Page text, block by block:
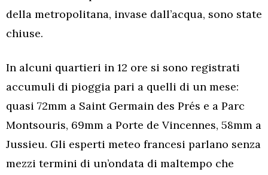
della metropolitana, invase dall’acqua, sono state
chiuse.
In alcuni quartieri in 12 ore si sono registrati
accumuli di pioggia pari a quelli di un mese:
quasi 72mm a Saint Germain des Prés e a Parc
Montsouris, 69mm a Porte de Vincennes, 58mm a
Jussieu. Gli esperti meteo francesi parlano senza
mezzi termini di un’ondata di maltempo che